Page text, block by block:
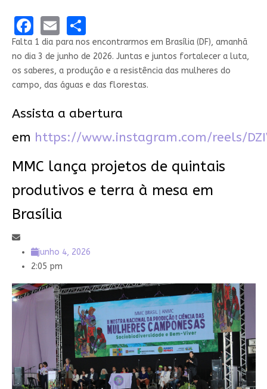
Facebook
EmailShare
Falta 1 dia para nos encontrarmos em Brasília (DF), amanhã
no dia 3 de junho de 2026. Juntas e juntos fortalecer a luta,
os saberes, a produção e a resistência das mulheres do
campo, das águas e das florestas.
Assista a abertura
em https://www.instagram.com/reels/
MMC lança projetos de quintais
produtivos e terra à mesa em
Brasília
junho 4, 2026
2:05 pm